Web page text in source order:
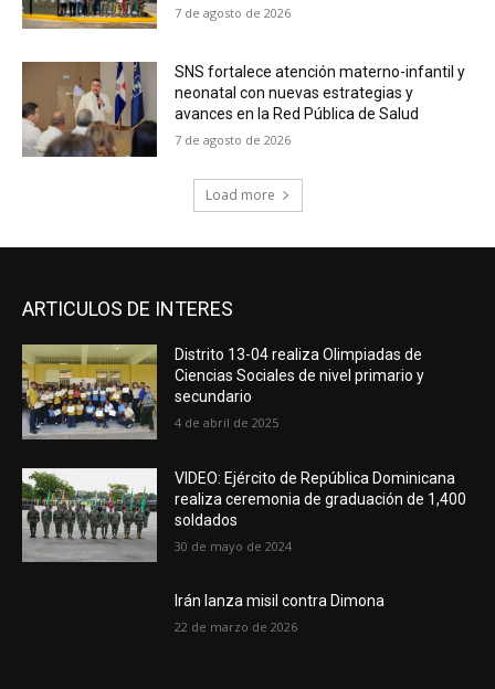
7 de agosto de 2026
SNS fortalece atención materno-infantil y
neonatal con nuevas estrategias y
avances en la Red Pública de Salud
7 de agosto de 2026
Load more
ARTICULOS DE INTERES
Distrito 13-04 realiza Olimpiadas de
Ciencias Sociales de nivel primario y
secundario
4 de abril de 2025
VIDEO: Ejército de República Dominicana
realiza ceremonia de graduación de 1,400
soldados
30 de mayo de 2024
Irán lanza misil contra Dimona
22 de marzo de 2026